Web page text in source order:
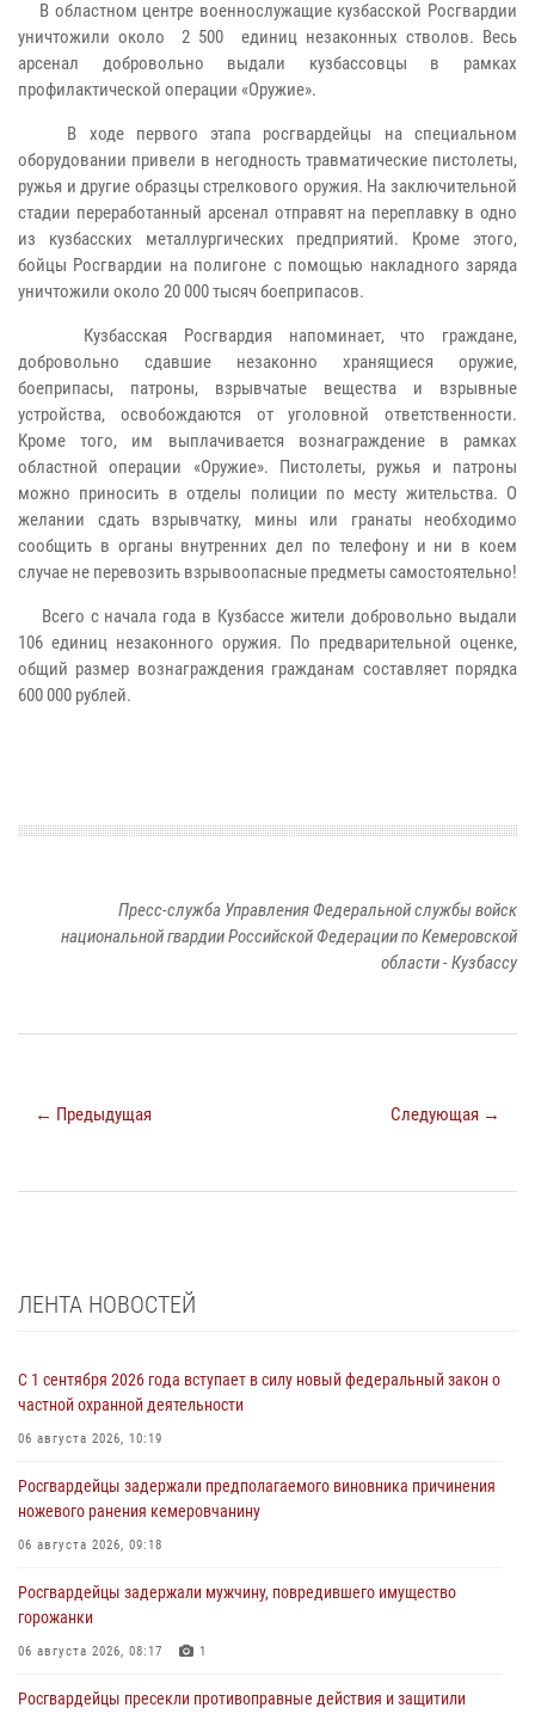
В областном центре военнослужащие кузбасской Росгвардии
уничтожили около 2 500 единиц незаконных стволов. Весь
арсенал добровольно выдали кузбассовцы в рамках
профилактической операции «Оружие».
В ходе первого этапа росгвардейцы на специальном
оборудовании привели в негодность травматические пистолеты,
ружья и другие образцы стрелкового оружия. На заключительной
стадии переработанный арсенал отправят на переплавку в одно
из кузбасских металлургических предприятий. Кроме этого,
бойцы Росгвардии на полигоне с помощью накладного заряда
уничтожили около 20 000 тысяч боеприпасов.
Кузбасская Росгвардия напоминает, что граждане,
добровольно сдавшие незаконно хранящиеся оружие,
боеприпасы, патроны, взрывчатые вещества и взрывные
устройства, освобождаются от уголовной ответственности.
Кроме того, им выплачивается вознаграждение в рамках
областной операции «Оружие». Пистолеты, ружья и патроны
можно приносить в отделы полиции по месту жительства. О
желании сдать взрывчатку, мины или гранаты необходимо
сообщить в органы внутренних дел по телефону и ни в коем
случае не перевозить взрывоопасные предметы самостоятельно!
Всего с начала года в Кузбассе жители добровольно выдали
106 единиц незаконного оружия. По предварительной оценке,
общий размер вознаграждения гражданам составляет порядка
600 000 рублей.
Пресс-служба Управления Федеральной службы войск
национальной гвардии Российской Федерации по Кемеровской
области - Кузбассу
← Предыдущая Следующая →
ЛЕНТА НОВОСТЕЙ
С 1 сентября 2026 года вступает в силу новый федеральный закон о
частной охранной деятельности
06 августа 2026, 10:19
Росгвардейцы задержали предполагаемого виновника причинения
ножевого ранения кемеровчанину
06 августа 2026, 09:18
Росгвардейцы задержали мужчину, повредившего имущество
горожанки
06 августа 2026, 08:17 1
Росгвардейцы пресекли противоправные действия и защитили